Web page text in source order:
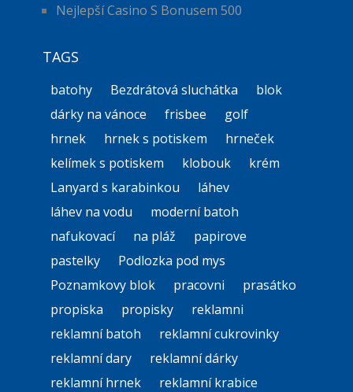
Nejlepší Casino S Bonusem 500
TAGS
batohy Bezdrátová sluchátka
blok
dárky na vánoce
frisbee
golf
hrnek
hrnek s potiskem
hrneček
kelímek s potiskem
klobouk
krém
Lanyard s karabinkou
láhev
láhev na vodu
moderní batoh
nafukovací
na pláž
papirove
pastelky
Podlozka pod mys
Poznamkovy blok
pracovni
prasátko
propiska
propisky
reklamni
reklamní batoh
reklamní cukrovinky
reklamní dary
reklamní dárky
reklamní hrnek
reklamní krabice